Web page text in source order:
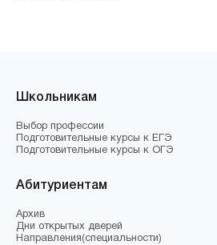
Школьникам
Выбор профессии
Подготовительные курсы к ЕГЭ
Подготовительные курсы к ОГЭ
Абитуриентам
Архив
Дни открытых дверей
Направления(специальности)